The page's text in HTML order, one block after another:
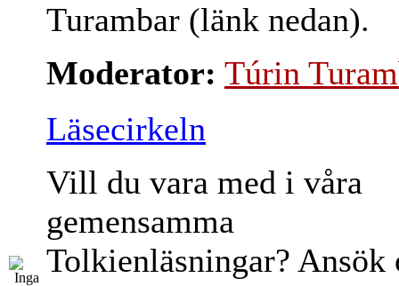
Turambar (länk nedan).
Moderator: Túrin
Läsecirkeln
Vill du vara med i våra
gemensamma
Tolkienläsningar? Ansök